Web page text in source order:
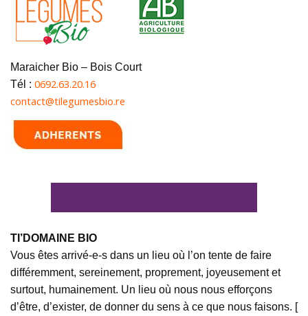
Maraicher Bio – Bois Court
Tél : 0692.63.20.16
contact@tilegumesbio.re
TI’DOMAINE BIO
Vous êtes arrivé-e-s dans un lieu où l’on tente de faire
différemment, sereinement, proprement, joyeusement et
surtout, humainement. Un lieu où nous nous efforçons
d’être, d’exister, de donner du sens à ce que nous faisons. [